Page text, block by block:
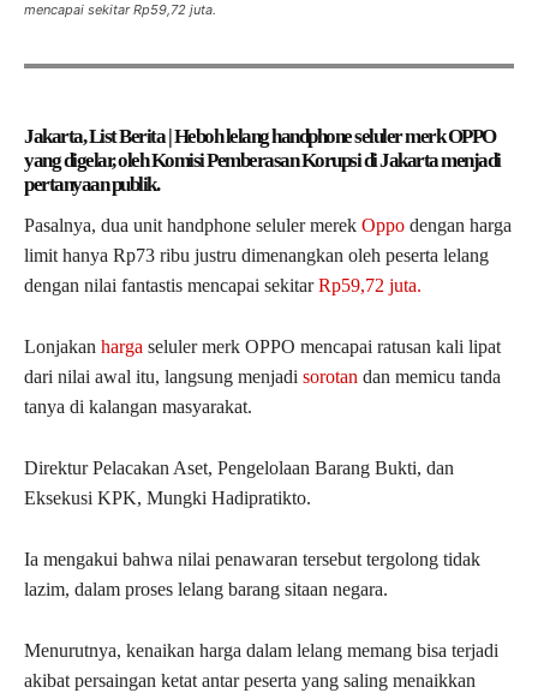
mencapai sekitar Rp59,72 juta.
Jakarta, List Berita | Heboh lelang handphone seluler merk OPPO
yang digelar, oleh Komisi Pemberasan Korupsi di Jakarta menjadi
pertanyaan publik.
Pasalnya, dua unit handphone seluler merek Oppo dengan harga
limit hanya Rp73 ribu justru dimenangkan oleh peserta lelang
dengan nilai fantastis mencapai sekitarRp59,72 juta.
Lonjakan harga seluler merk OPPO mencapai ratusan kali lipat
dari nilai awal itu, langsung menjadi sorotan dan memicu tanda
tanya di kalangan masyarakat.
Direktur Pelacakan Aset, Pengelolaan Barang Bukti, dan
Eksekusi KPK, Mungki Hadipratikto.
Ia mengakui bahwa nilai penawaran tersebut tergolong tidak
lazim, dalam proses lelang barang sitaan negara.
Menurutnya, kenaikan harga dalam lelang memang bisa terjadi
akibat persaingan ketat antar peserta yang saling menaikkan